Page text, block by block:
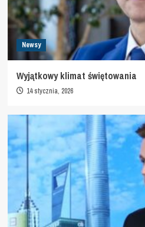
Newsy
Wyjątkowy klimat świętowania
14 stycznia, 2026